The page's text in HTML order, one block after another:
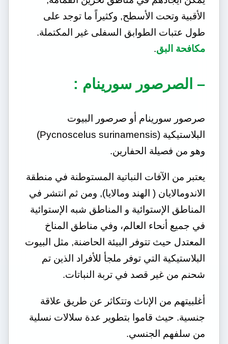
الأقبية وتحت الأسطح, وكثيراً ما توجد على
طول عتبات الطوابق السفلى غير المكتملة.
مكافحة البق.
– الصرصور سورينام :
صرصور سورينام أو صرصور البيوت
البلاستيكية (Pycnoscelus surinamensis)
وهو من فصيلة الحفارين.
يعتبر من الآفات النباتية المستوطنة في منطقة
الاندومالايان ( الهند ومالايا), ومن ثم انتشر في
المناطق الإستوائية و المناطق شبه الإستوائية
في جميع أنحاء العالم، وفي مناطق المناخ
المعتدل حيث تتوفر البيئة الحاضنة, مثل البيوت
البلاستيكية التي توفر ملجأ للأفراد الذين تم
شحنم من غير قصد في تربة النباتات.
أغلبيتهم من الإناث وتتكاثر عن طريق علاقة
جنسية. حيث قاموا بتطوير عدة سلالات نسلية
من سلفهم الجنسي.